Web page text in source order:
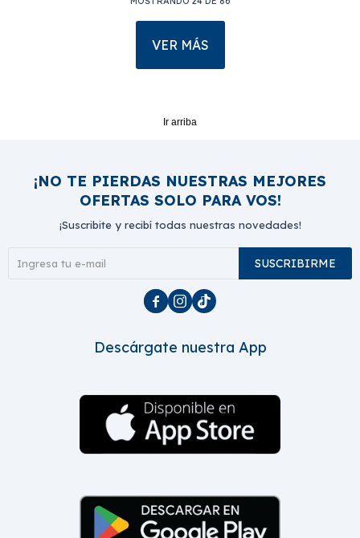
VER MÁS
Ir arriba
¡NO TE PIERDAS NUESTRAS MEJORES
OFERTAS SOLO PARA VOS!
¡Suscribite y recibí todas nuestras novedades!
SUSCRIBIRME
  
Descárgate nuestra App